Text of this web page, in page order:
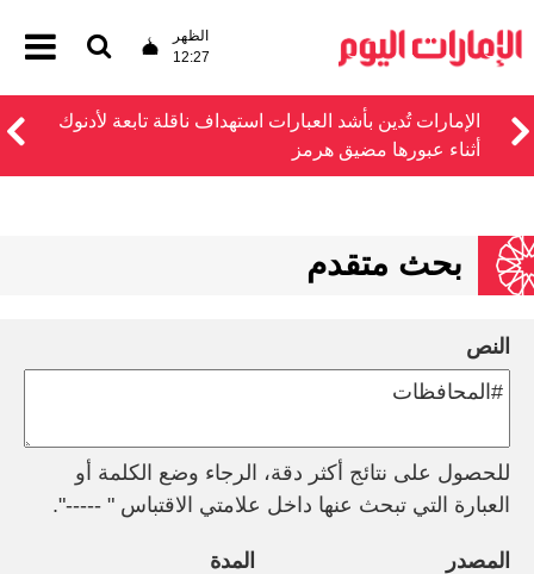
الظهر
12:27
الإمارات تُدين بأشد العبارات استهداف ناقلة تابعة لأدنوك
أثناء عبورها مضيق هرمز
بحث متقدم
النص
للحصول على نتائج أكثر دقة، الرجاء وضع الكلمة أو
العبارة التي تبحث عنها داخل علامتي الاقتباس " -----".
المصدر المدة